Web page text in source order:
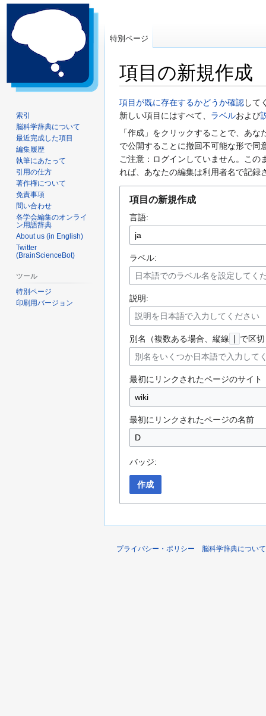
項目の新規作成
ナ
ビ
ゲ
ー
シ
ョ
検
索
に
移
動
項目が既に存在するかどうか確認して
新しい項目にはすべて、 ラベルおよび
「作成」をクリックすることで、あな
で公開することに撤回不可能な形で同
ご注意：ログインしていません。この
れば、あなたの編集は利用者名で記録
項目の新規作成
言語:
ラベル:
説明:
別名（複数ある場合、縦線 で区
最初にリンクされたページのサイト
最初にリンクされたページの名前
バッジ:
作成
特別ページ
索引
脳科学辞典について
最近完成した項目
編集履歴
執筆にあたって
引用の仕方
著作権について
免責事項
問い合わせ
各学会編集のオンライ
ン用語辞典
About us (in English)
Twitter
(BrainScienceBot)
ツール
特別ページ
印刷用バージョン
プライバシー・ポリシー 脳科学辞典について